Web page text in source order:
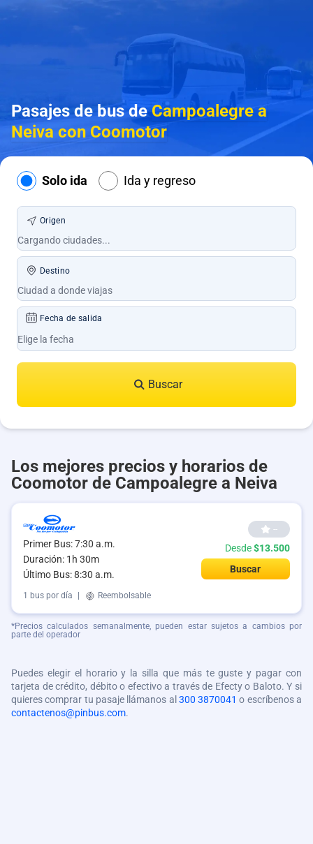
Pasajes de bus deCampoalegre a
Neiva con Coomotor
Solo ida Ida y regreso
Origen
Destino
Fecha de salida
Buscar
Los mejores precios y horarios de
Coomotor de Campoalegre a Neiva
Primer Bus: 7:30 a.m.
Duración: 1h 30m
Último Bus: 8:30 a.m.
--
Desde$13.500
Buscar
1 bus por día Reembolsable
*Precios calculados semanalmente, pueden estar sujetos a cambios por
parte del operador
Puedes elegir el horario y la silla que más te guste y pagar con
tarjeta de crédito, débito o efectivo a través de Efecty o Baloto. Y si
quieres comprar tu pasaje llámanos al 300 3870041 o escríbenos a
contactenos@pinbus.com.